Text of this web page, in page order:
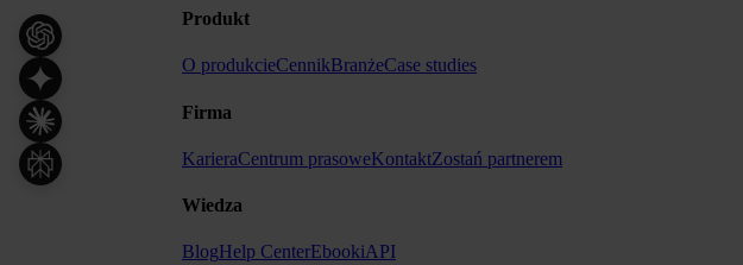
Produkt
O produkcieCennikBranżeCase studies
Firma
KarieraCentrum prasoweKontaktZostań partnerem
Wiedza
BlogHelp CenterEbookiAPI